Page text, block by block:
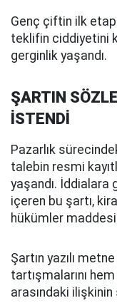
Genç çiftin ilk
teklifin ciddiyetini
gerginlik yaşandı.
ŞARTIN
İSTENDİ
Pazarlık
talebin resmi
yaşandı. İddialara
içeren bu şartı,
hükümler
Şartın yazılı
tartışmalarını
arasındaki ilişkinin